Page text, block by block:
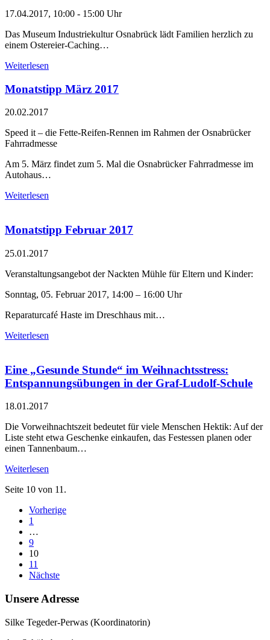
17.04.2017, 10:00 - 15:00 Uhr
Das Museum Industriekultur Osnabrück lädt Familien herzlich zu
einem Ostereier-Caching…
Weiterlesen
Monatstipp März 2017
20.02.2017
Speed it – die Fette-Reifen-Rennen im Rahmen der Osnabrücker
Fahrradmesse
Am 5. März findet zum 5. Mal die Osnabrücker Fahrradmesse im
Autohaus…
Weiterlesen
Monatstipp Februar 2017
25.01.2017
Veranstaltungsangebot der Nackten Mühle für Eltern und Kinder:
Sonntag, 05. Februar 2017, 14:00 – 16:00 Uhr
Reparaturcafé Haste im Dreschhaus mit…
Weiterlesen
Eine „Gesunde Stunde“ im Weihnachtsstress:
Entspannungsübungen in der Graf-Ludolf-Schule
18.01.2017
Die Vorweihnachtszeit bedeutet für viele Menschen Hektik: Auf der
Liste steht etwa Geschenke einkaufen, das Festessen planen oder
einen Tannenbaum…
Weiterlesen
Seite 10 von 11.
Vorherige
1
…
9
10
11
Nächste
Unsere Adresse
Silke Tegeder-Perwas (Koordinatorin)